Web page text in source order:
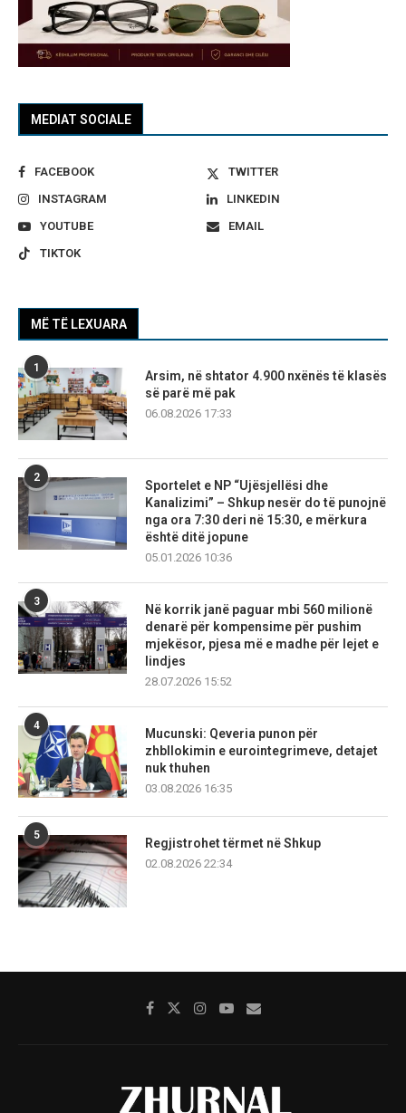
MEDIAT SOCIALE
FACEBOOK
TWITTER
INSTAGRAM
LINKEDIN
YOUTUBE
EMAIL
TIKTOK
MË TË LEXUARA
1
Arsim, në shtator 4.900 nxënës të klasës
së parë më pak
06.08.2026 17:33
2
Sportelet e NP “Ujësjellësi dhe
Kanalizimi” – Shkup nesër do të punojnë
nga ora 7:30 deri në 15:30, e mërkura
është ditë jopune
05.01.2026 10:36
3
Në korrik janë paguar mbi 560 milionë
denarë për kompensime për pushim
mjekësor, pjesa më e madhe për lejet e
lindjes
28.07.2026 15:52
4
Mucunski: Qeveria punon për
zhbllokimin e eurointegrimeve, detajet
nuk thuhen
03.08.2026 16:35
5
Regjistrohet tërmet në Shkup
02.08.2026 22:34